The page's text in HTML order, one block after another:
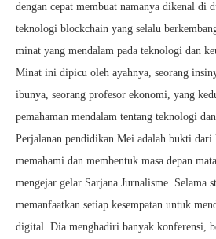
dengan cepat membuat namanya dikenal di
teknologi blockchain yang selalu
minat yang mendalam pada teknologi dan
Minat ini dipicu oleh ayahnya, seorang
ibunya, seorang profesor ekonomi, yang
pemahaman mendalam tentang teknologi
Perjalanan pendidikan Mei adalah bukti
memahami dan membentuk masa depan
mengejar gelar Sarjana Jurnalisme. Selama
memanfaatkan setiap kesempatan untuk
digital. Dia menghadiri banyak konferensi,